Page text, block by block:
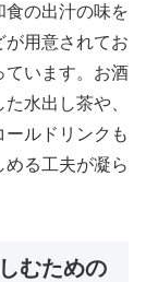
食の出汁の味を
が用意されてお
ています。お酒
水出し茶や、
ルドリンクも
る工夫が凝ら
むための